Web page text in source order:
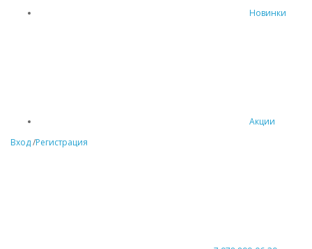
Новинки
Акции
Вход/Регистрация